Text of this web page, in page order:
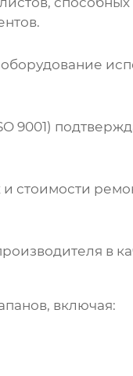
9001)
стоимости
в
включая: